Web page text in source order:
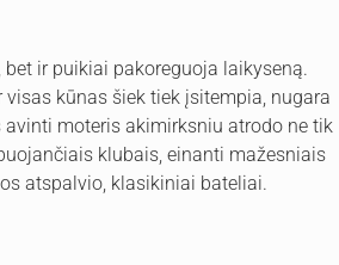
ir puikiai pakoreguoja laikyseną.
kūnas šiek tiek įsitempia, nugara
moteris akimirksniu atrodo ne tik
klubais, einanti mažesniais
atspalvio, klasikiniai bateliai.